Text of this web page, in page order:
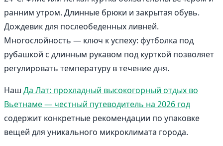
ранним утром. Длинные брюки и закрытая обувь.
Дождевик для послеобеденных ливней.
Многослойность — ключ к успеху: футболка под
рубашкой с длинным рукавом под курткой позволяет
регулировать температуру в течение дня.
Наш Да Лат: прохладный высокогорный отдых во
Вьетнаме — честный путеводитель на 2026 год
содержит конкретные рекомендации по упаковке
вещей для уникального микроклимата города.